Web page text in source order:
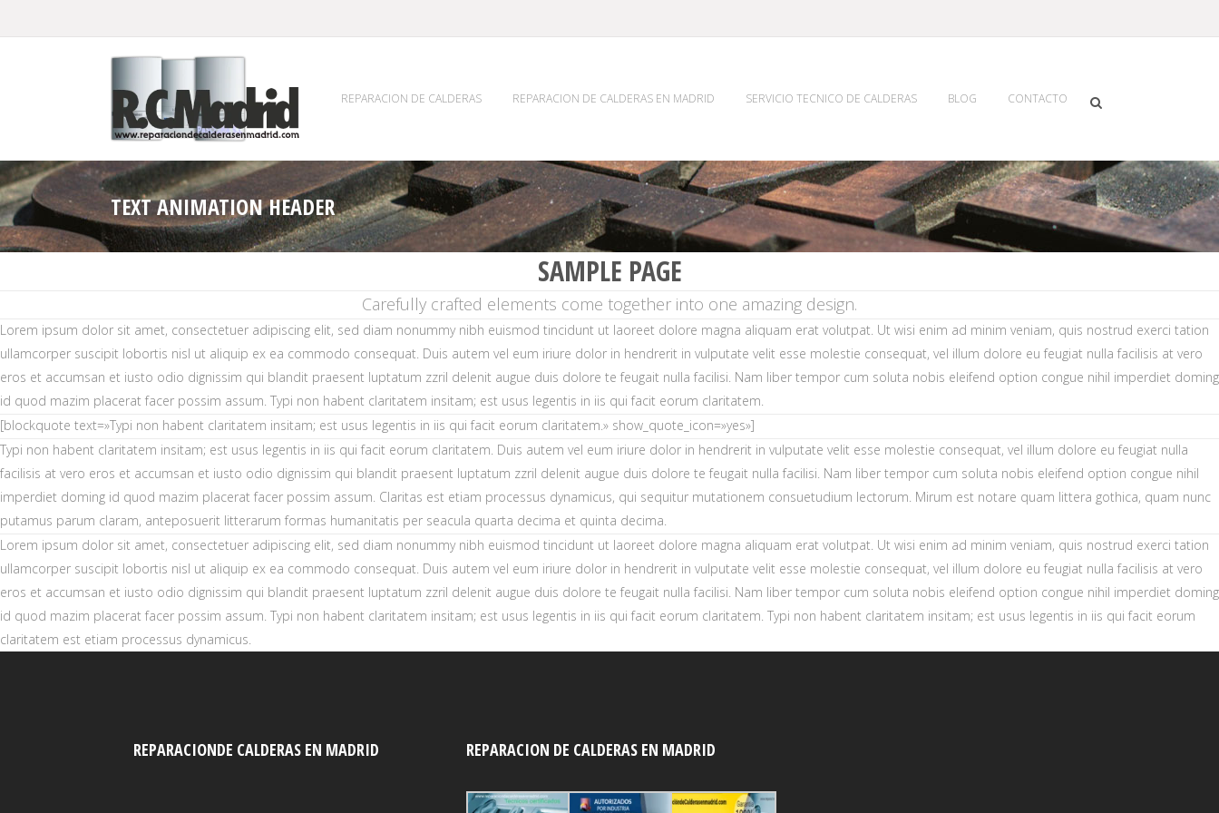
REPARACION DE CALDERAS REPARACION DE CALDERAS EN MADRID SERVICIO TECNICO DE CALDERAS BLOG CONTACTO
TEXT ANIMATION HEADER
SAMPLE PAGE
Carefully crafted elements come together into one amazing design.
Lorem ipsum dolor sit amet, consectetuer adipiscing elit, sed diam nonummy nibh euismod tincidunt ut laoreet dolore magna aliquam erat volutpat. Ut wisi enim ad minim veniam, quis nostrud exerci tation
ullamcorper suscipit lobortis nisl ut aliquip ex ea commodo consequat. Duis autem vel eum iriure dolor in hendrerit in vulputate velit esse molestie consequat, vel illum dolore eu feugiat nulla facilisis at vero
eros et accumsan et iusto odio dignissim qui blandit praesent luptatum zzril delenit augue duis dolore te feugait nulla facilisi. Nam liber tempor cum soluta nobis eleifend option congue nihil imperdiet doming
id quod mazim placerat facer possim assum. Typi non habent claritatem insitam; est usus legentis in iis qui facit eorum claritatem.
[blockquote text=»Typi non habent claritatem insitam; est usus legentis in iis qui facit eorum claritatem.» show_quote_icon=»yes»]
Typi non habent claritatem insitam; est usus legentis in iis qui facit eorum claritatem. Duis autem vel eum iriure dolor in hendrerit in vulputate velit esse molestie consequat, vel illum dolore eu feugiat nulla
facilisis at vero eros et accumsan et iusto odio dignissim qui blandit praesent luptatum zzril delenit augue duis dolore te feugait nulla facilisi. Nam liber tempor cum soluta nobis eleifend option congue nihil
imperdiet doming id quod mazim placerat facer possim assum. Claritas est etiam processus dynamicus, qui sequitur mutationem consuetudium lectorum. Mirum est notare quam littera gothica, quam nunc
putamus parum claram, anteposuerit litterarum formas humanitatis per seacula quarta decima et quinta decima.
Lorem ipsum dolor sit amet, consectetuer adipiscing elit, sed diam nonummy nibh euismod tincidunt ut laoreet dolore magna aliquam erat volutpat. Ut wisi enim ad minim veniam, quis nostrud exerci tation
ullamcorper suscipit lobortis nisl ut aliquip ex ea commodo consequat. Duis autem vel eum iriure dolor in hendrerit in vulputate velit esse molestie consequat, vel illum dolore eu feugiat nulla facilisis at vero
eros et accumsan et iusto odio dignissim qui blandit praesent luptatum zzril delenit augue duis dolore te feugait nulla facilisi. Nam liber tempor cum soluta nobis eleifend option congue nihil imperdiet doming
id quod mazim placerat facer possim assum. Typi non habent claritatem insitam; est usus legentis in iis qui facit eorum claritatem. Typi non habent claritatem insitam; est usus legentis in iis qui facit eorum
claritatem est etiam processus dynamicus.
REPARACIONDE CALDERAS EN MADRID REPARACION DE CALDERAS EN MADRID